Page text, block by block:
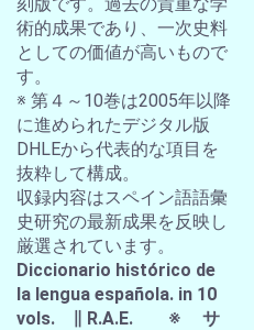
術的成果であり、一次史料
としての価値が高いもので
す。
※ 第４～10巻は2005年以降
に進められたデジタル版
DHLEから代表的な項目を
抜粋して構成。
収録内容はスペイン語語彙
史研究の最新成果を反映し
厳選されています。
Diccionario histórico de
la lengua española. in 10
vols. ∥ R.A.E. ※ サ